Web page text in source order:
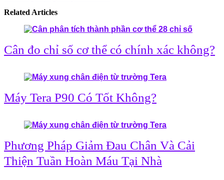
Related Articles
Cân đo chỉ số cơ thể có chính xác không?
Máy Tera P90 Có Tốt Không?
Phương Pháp Giảm Đau Chân Và Cải
Thiện Tuần Hoàn Máu Tại Nhà